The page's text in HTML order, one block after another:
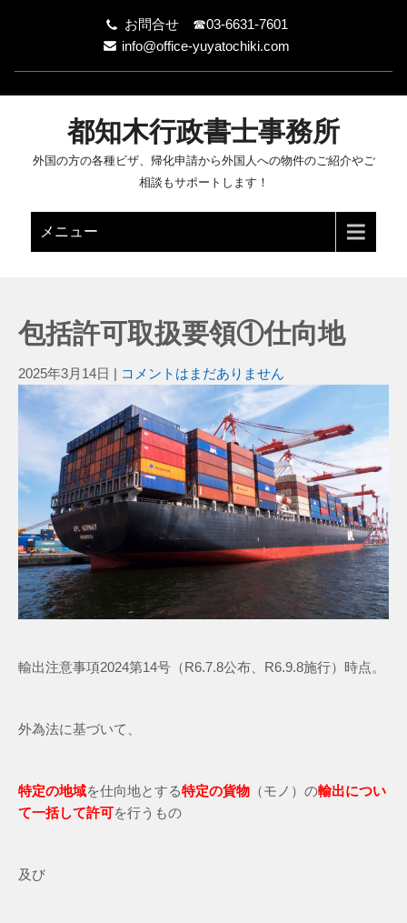
お問合せ ☎03-6631-7601
info@office-yuyatochiki.com
都知木行政書士事務所
外国の方の各種ビザ、帰化申請から外国人への物件のご紹介やご
相談もサポートします！
メニュー
包括許可取扱要領①仕向地
2025年3月14日 | コメントはまだありません
輸出注意事項2024第14号（R6.7.8公布、R6.9.8施行）時点。
外為法に基づいて、
特定の地域を仕向地とする特定の貨物 （モノ）の輸出につい
て一括して許可を行うもの
及び